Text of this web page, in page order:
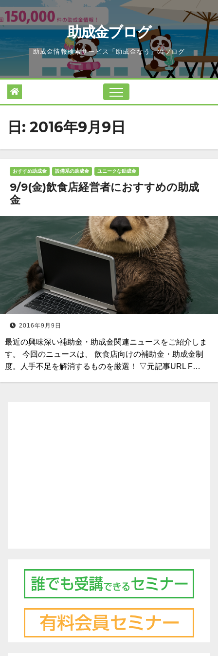
Skip
to
content
助成金ブログ
助成金情報検索サービス「助成金なう」のブログ
日: 2016年9月9日
おすすめ助成金 設備系の助成金 ユニークな助成金
9/9(金)飲食店経営者におすすめの助成
金
2016年9月9日
最近の興味深い補助金・助成金関連ニュースをご紹介しま
す。 今回のニュースは、 飲食店向けの補助金・助成金制
度。人手不足を解消するものを厳選！ ▽元記事URL F…